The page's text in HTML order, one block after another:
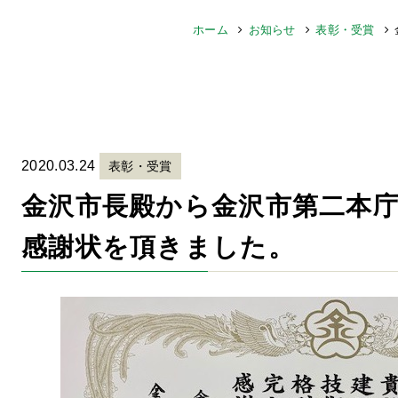
ホーム お知らせ 表彰・受賞
2020.03.24 表彰・受賞
金沢市長殿から金沢市第二本
感謝状を頂きました。